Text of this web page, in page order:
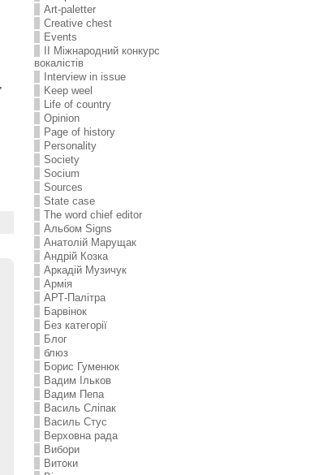
Art-paletter
Creative chest
Events
II Міжнародний конкурс
вокалістів
Interview in issue
Keep weel
Life of country
Opinion
Page of history
Personality
Society
Socium
Sources
State case
The word chief editor
Альбом Signs
Анатолій Марущак
Андрій Козка
Аркадій Музичук
Армія
АРТ-Палітра
Барвінок
Без категорії
Блог
блюз
Борис Гуменюк
Вадим Ільков
Вадим Пепа
Василь Сліпак
Василь Стус
Верховна рада
Вибори
Витоки